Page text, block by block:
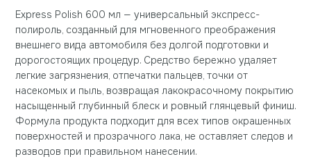
Express Polish 600 мл — универсальный экспресс-
полироль, созданный для мгновенного преображения
внешнего вида автомобиля без долгой подготовки и
дорогостоящих процедур. Средство бережно удаляет
легкие загрязнения, отпечатки пальцев, точки от
насекомых и пыль, возвращая лакокрасочному покрытию
насыщенный глубинный блеск и ровный глянцевый финиш.
Формула продукта подходит для всех типов окрашенных
поверхностей и прозрачного лака, не оставляет следов и
разводов при правильном нанесении.